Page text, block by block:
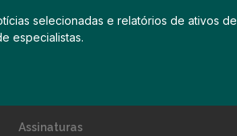
selecionadas e relatórios de ativos de
especialistas.
Assinaturas